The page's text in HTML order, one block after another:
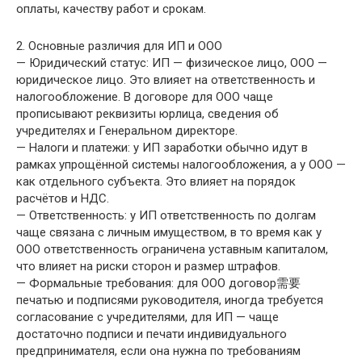
оплаты, качеству работ и срокам.
2. Основные различия для ИП и ООО
— Юридический статус: ИП — физическое лицо, ООО —
юридическое лицо. Это влияет на ответственность и
налогообложение. В договоре для ООО чаще
прописывают реквизиты юрлица, сведения об
учредителях и Генеральном директоре.
— Налоги и платежи: у ИП заработки обычно идут в
рамках упрощённой системы налогообложения, а у ООО —
как отдельного субъекта. Это влияет на порядок
расчётов и НДС.
— Ответственность: у ИП ответственность по долгам
чаще связана с личным имуществом, в то время как у
ООО ответственность ограничена уставным капиталом,
что влияет на риски сторон и размер штрафов.
— Формальные требования: для ООО договор需要
печатью и подписями руководителя, иногда требуется
согласование с учредителями, для ИП — чаще
достаточно подписи и печати индивидуального
предпринимателя, если она нужна по требованиям